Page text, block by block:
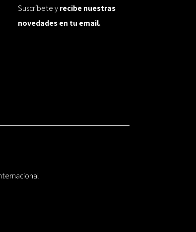
Suscríbete yrecibe nuestras
novedades en tu email.